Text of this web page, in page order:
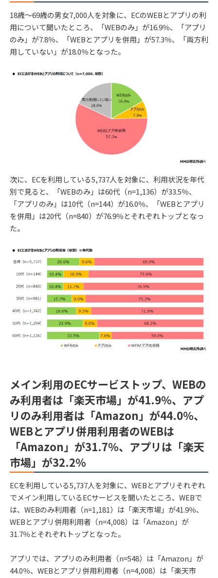
18歳～69歳の男女7,000人を対象に、ECのWEBとアプリの利
用について聞いたところ、「WEBのみ」が16.9％、「アプリ
のみ」が7.8％、「WEBとアプリを併用」が57.3％、「両方利
用していない」が18.0％となった。
次に、ECを利用している5,737人を対象に、利用状況を年代
別で見ると、「WEBのみ」は60代（n=1,136）が33.5％、
「アプリのみ」は10代（n=144）が16.0％、「WEBとアプリ
を併用」は20代（n=840）が76.9％とそれぞれトップとなっ
た。
メイン利用のECサービストップ、WEBの
み利用者は「楽天市場」が41.9％、アプ
リのみ利用者は「Amazon」が44.0％、
WEBとアプリ併用利用者のWEBは
「Amazon」が31.7％、アプリは「楽天
市場」が32.2％
ECを利用している5,737人を対象に、WEBとアプリそれぞれ
でメイン利用しているECサービスを聞いたところ、WEBで
は、WEBのみ利用者（n=1,181）は「楽天市場」が41.9％、
WEBとアプリ併用利用者（n=4,008）は「Amazon」が
31.7％とそれぞれトップとなった。
アプリでは、アプリのみ利用者（n=548）は「Amazon」が
44.0％、WEBとアプリ併用利用者（n=4,008）は「楽天市